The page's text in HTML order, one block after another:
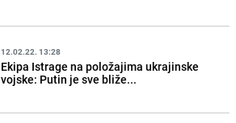
12.02.22. 13:28
Ekipa Istrage na položajima ukrajinske
vojske: Putin je sve bliže...